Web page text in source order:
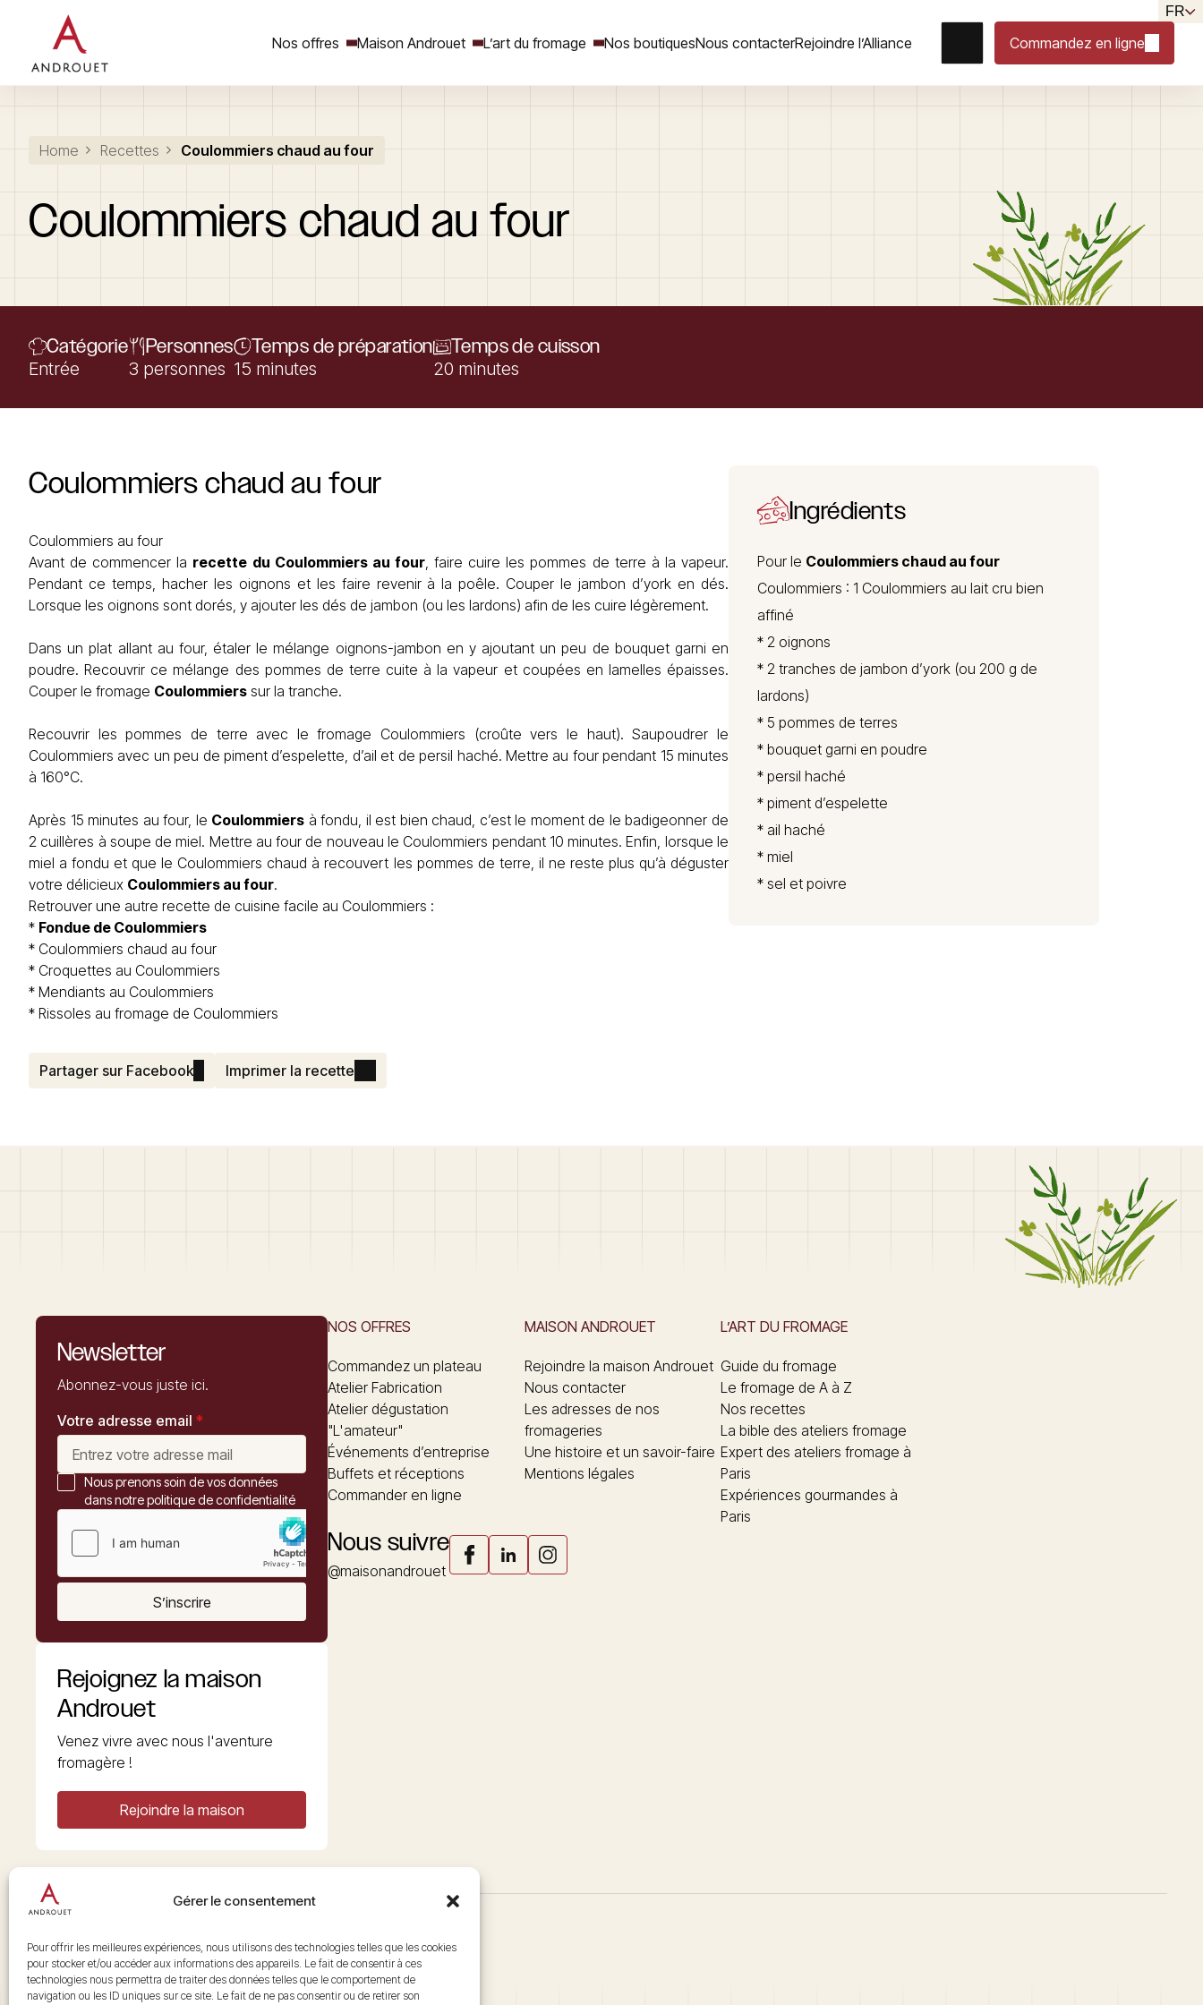
Gérer le consentement
Pour offrir les meilleures expériences, nous utilisons des technologies telles que les cookies
pour stocker et/ou accéder aux informations des appareils. Le fait de consentir à ces
technologies nous permettra de traiter des données telles que le comportement de
navigation ou les ID uniques sur ce site. Le fait de ne pas consentir ou de retirer son
Nos offres Maison Androuet L’art du fromage Nos boutiquesNous contacterRejoindre l’Alliance Commandez en ligne
FR
Rechercher un mot clé
Home Recettes Coulommiers chaud au four
Coulommiers chaud au four
Catégorie
Entrée
Personnes
3 personnes
Temps de préparation
15 minutes
Temps de cuisson
20 minutes
Coulommiers chaud au four
Coulommiers au four
Avant de commencer la recette du Coulommiers au four, faire cuire les pommes de terre à la vapeur.
Pendant ce temps, hacher les oignons et les faire revenir à la poêle. Couper le jambon d’york en dés.
Lorsque les oignons sont dorés, y ajouter les dés de jambon (ou les lardons) afin de les cuire légèrement.
Dans un plat allant au four, étaler le mélange oignons-jambon en y ajoutant un peu de bouquet garni en
poudre. Recouvrir ce mélange des pommes de terre cuite à la vapeur et coupées en lamelles épaisses.
Couper le fromage Coulommiers sur la tranche.
Recouvrir les pommes de terre avec le fromage Coulommiers (croûte vers le haut). Saupoudrer le
Coulommiers avec un peu de piment d’espelette, d’ail et de persil haché. Mettre au four pendant 15 minutes
à 160°C.
Après 15 minutes au four, le Coulommiers à fondu, il est bien chaud, c’est le moment de le badigeonner de
2 cuillères à soupe de miel. Mettre au four de nouveau le Coulommiers pendant 10 minutes. Enfin, lorsque le
miel a fondu et que le Coulommiers chaud à recouvert les pommes de terre, il ne reste plus qu’à déguster
votre délicieux Coulommiers au four.
Retrouver une autre recette de cuisine facile au Coulommiers :
* Fondue de Coulommiers
* Coulommiers chaud au four
* Croquettes au Coulommiers
* Mendiants au Coulommiers
* Rissoles au fromage de Coulommiers
Partager sur Facebook Imprimer la recette
Ingrédients
Pour le Coulommiers chaud au four
Coulommiers : 1 Coulommiers au lait cru bien
affiné
* 2 oignons
* 2 tranches de jambon d’york (ou 200 g de
lardons)
* 5 pommes de terres
* bouquet garni en poudre
* persil haché
* piment d’espelette
* ail haché
* miel
* sel et poivre
Newsletter
Abonnez-vous juste ici.
Votre adresse email *
Nous prenons soin de vos données
dans notre politique de confidentialité
S’inscrire
Rejoignez la maison
Androuet
Venez vivre avec nous l'aventure
fromagère !
Rejoindre la maison
NOS OFFRES
Commandez un plateau
Atelier Fabrication
Atelier dégustation
"L'amateur"
Événements d’entreprise
Buffets et réceptions
Commander en ligne
MAISON ANDROUET
Rejoindre la maison Androuet
Nous contacter
Les adresses de nos
fromageries
Une histoire et un savoir-faire
Mentions légales
L’ART DU FROMAGE
Guide du fromage
Le fromage de A à Z
Nos recettes
La bible des ateliers fromage
Expert des ateliers fromage à
Paris
Expériences gourmandes à
Paris
Nous suivre
@maisonandrouet